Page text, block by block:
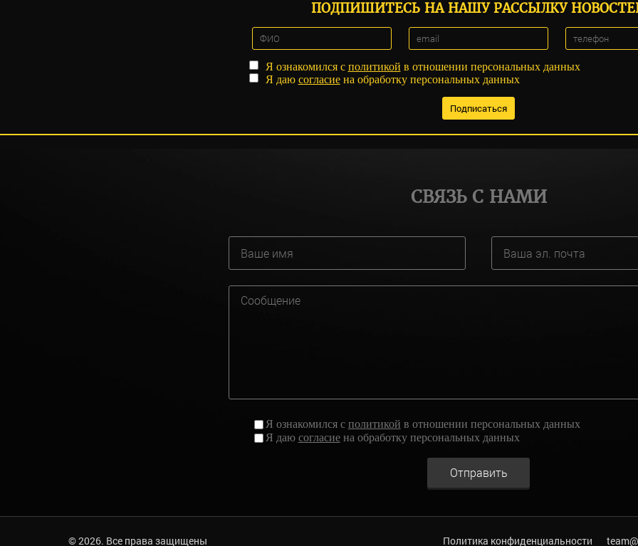
ПОДПИШИТЕСЬ НА НАШУ РАССЫЛКУ
Я ознакомился с политикой в отношении персональных данных
Я даю согласиена обработку персональных данных
СВЯЗЬ С НАМИ
Я ознакомился с политикой в отношении персональных данных
Я даю согласиена обработку персональных данных
Отправить
Политика конфиденциальности
© 2026. Все права защищены